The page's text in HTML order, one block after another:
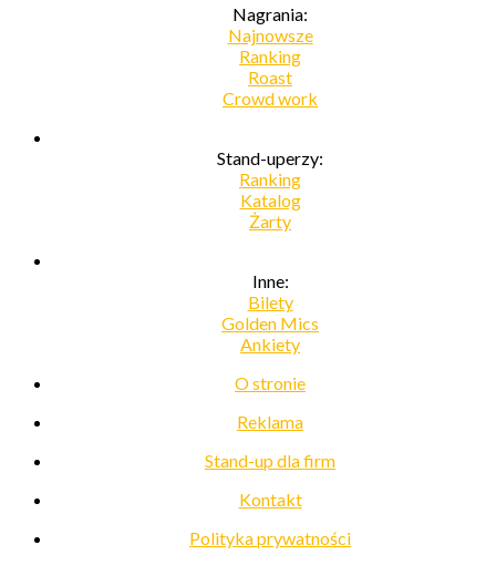
Nagrania:
Najnowsze
Ranking
Roast
Crowd work
Stand-uperzy:
Ranking
Katalog
Żarty
Inne:
Bilety
Golden Mics
Ankiety
O stronie
Reklama
Stand-up dla firm
Kontakt
Polityka prywatności